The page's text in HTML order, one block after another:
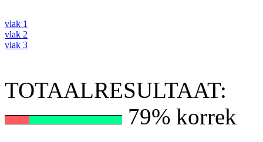
vlak 1
vlak 2
vlak 3
TOTAALRESULTAAT:
79% korrek